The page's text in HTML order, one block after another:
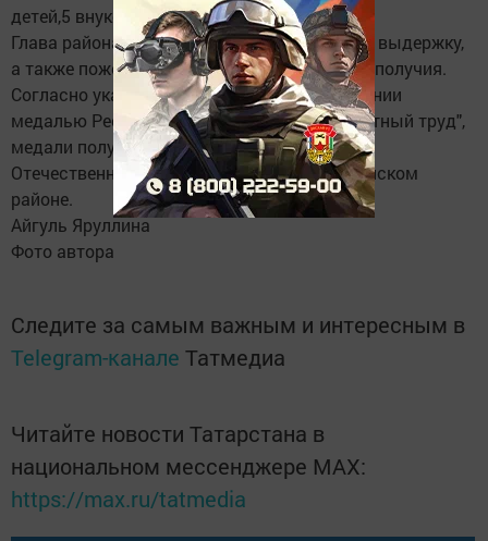
детей,5 внуков,2 правнуков.
Глава района поблагодарил их за героизм и выдержку,
а также пожелал крепкого здоровья и благополучия.
Согласно указу Президента РТ «О награждении
медалью Республики Татарстан "За доблестный труд",
медали получат все 26 участников Великой
Отечественной войны проживающих в Заинском
районе.
Айгуль Яруллина
Фото автора
Следите за самым важным и интересным в
Telegram-канале Татмедиа
Читайте новости Татарстана в
национальном мессенджере MАХ:
https://max.ru/tatmedia